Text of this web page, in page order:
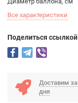
Все характеристики
Поделиться
Доставим
дня